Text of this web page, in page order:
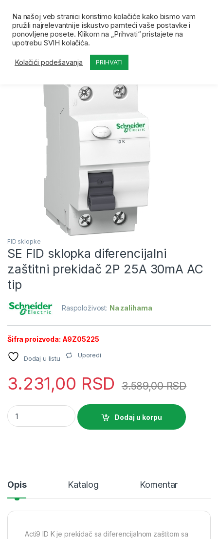
Početna Prodavnica FID sklopke SE FID
FID sklopke
SE FID sklopka diferencijalni
zaštitni prekidač 2P 25A 30mA AC
tip
Raspoloživost: Na zalihama
Šifra proizvoda: A9Z05225
Dodaj u listu Uporedi
3.231,00 RSD 3.589,00RSD
SE FID sklopka diferencijalni zaštitni prekidač 2P 25A 30mA
Dodaj u korpu
Opis Katalog Komentar
Acti9 ID K je prekidač sa diferencijalnom zaštitom sa
Na našoj veb stranici koristimo kolačiće kako bismo vam
pružili najrelevantnije iskustvo pamteći vaše postavke i
ponovljene posete. Klikom na „Prihvati“ pristajete na
upotrebu SVIH kolačića.
Kolačići podešavanja PRIHVATI